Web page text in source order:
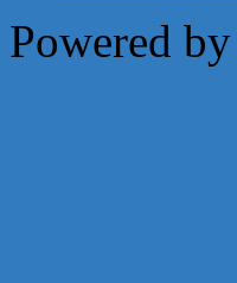
Powered by